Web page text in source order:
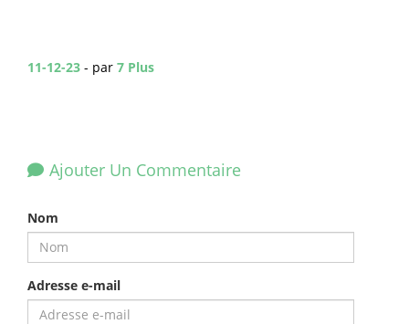
11-12-23 - par 7 Plus
Ajouter Un Commentaire
Nom
Adresse e-mail